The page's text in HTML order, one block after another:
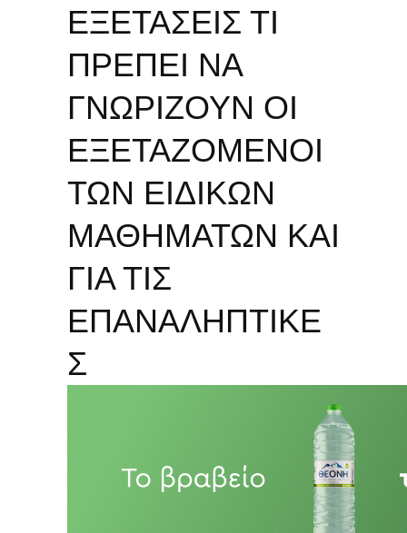
ΕΞΕΤΑΣΕΙΣ ΤΙ
ΠΡΕΠΕΙ ΝΑ
ΓΝΩΡΙΖΟΥΝ ΟΙ
ΕΞΕΤΑΖΟΜΕΝΟΙ
ΤΩΝ ΕΙΔΙΚΩΝ
ΜΑΘΗΜΑΤΩΝ ΚΑΙ
ΓΙΑ ΤΙΣ
ΕΠΑΝΑΛΗΠΤΙΚΕ
Σ